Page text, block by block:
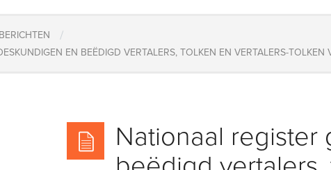
/
EN BEËDIGD VERTALERS, TOLKEN EN VERTALERS-TOLKEN
Nationaal